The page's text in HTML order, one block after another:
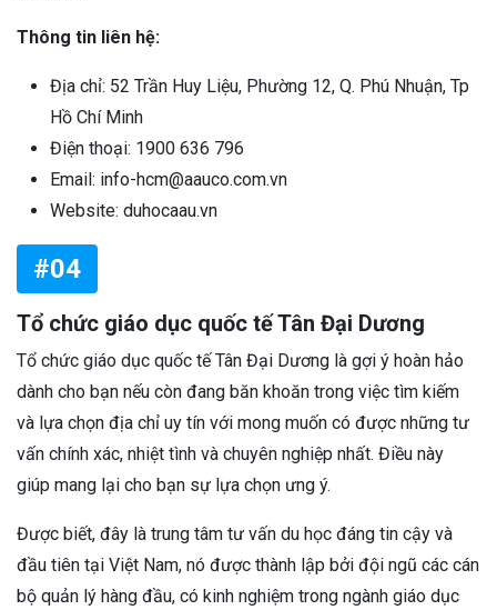
Thông tin liên hệ:
Địa chỉ: 52 Trần Huy Liệu, Phường 12, Q. Phú Nhuận, Tp
Hồ Chí Minh
Điện thoại: 1900 636 796
Email: info-hcm@aauco.com.vn
Website: duhocaau.vn
#04
Tổ chức giáo dục quốc tế Tân Đại Dương
Tổ chức giáo dục quốc tế Tân Đại Dương là gợi ý hoàn hảo
dành cho bạn nếu còn đang băn khoăn trong việc tìm kiếm
và lựa chọn địa chỉ uy tín với mong muốn có được những tư
vấn chính xác, nhiệt tình và chuyên nghiệp nhất. Điều này
giúp mang lại cho bạn sự lựa chọn ưng ý.
Được biết, đây là trung tâm tư vấn du học đáng tin cậy và
đầu tiên tại Việt Nam, nó được thành lập bởi đội ngũ các cán
bộ quản lý hàng đầu, có kinh nghiệm trong ngành giáo dục